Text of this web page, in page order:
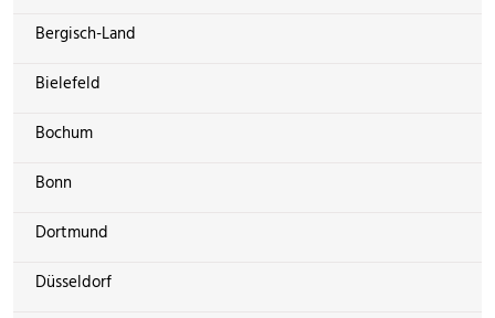
Bergisch-Land
Bielefeld
Bochum
Bonn
Dortmund
Düsseldorf